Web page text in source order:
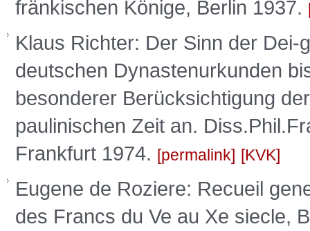
fränkischen Könige, Berlin 1937.
Klaus Richter: Der Sinn der
deutschen Dynastenurkunden
besonderer Berücksichtigung
paulinischen Zeit an.
Frankfurt 1974.
permalink KVK
Eugene de Roziere: Recueil
des Francs du Ve au Xe siecle,